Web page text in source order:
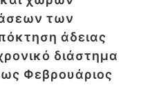
των
άδειας
διάστημα
Φεβρουάριος